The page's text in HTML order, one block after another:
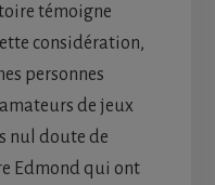
témoigne
considération,
personnes
de jeux
nul doute de
Edmond qui ont